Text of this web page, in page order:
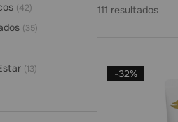
(42)
(35)
(13)
111
-32%